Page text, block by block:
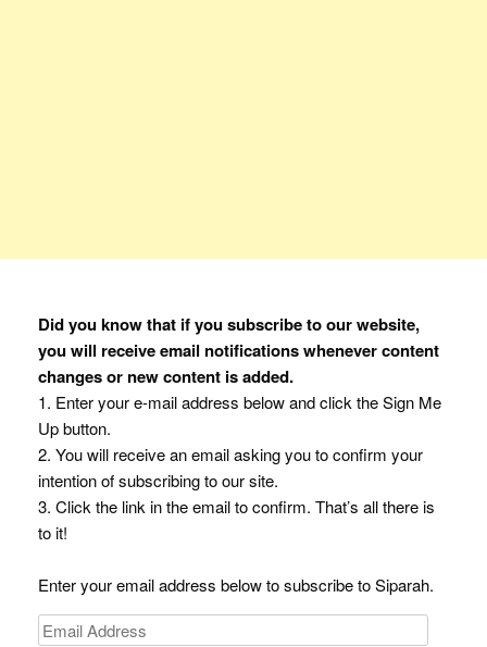
Did you know that if you subscribe to our website,
you will receive email notifications whenever content
changes or new content is added.
1. Enter your e-mail address below and click the Sign Me
Up button.
2. You will receive an email asking you to confirm your
intention of subscribing to our site.
3. Click the link in the email to confirm. That’s all there is
to it!
Enter your email address below to subscribe to Siparah.
Email